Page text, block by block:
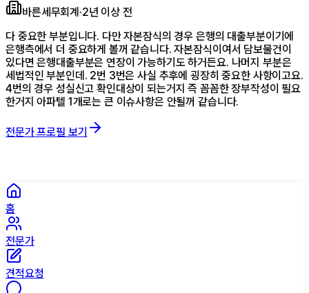
바른세무회계 ·2년 이상 전
다 중요한 부분입니다. 다만 자본잠식의 경우 은행의 대출부분이기에
은행측에서 더 중요하게 볼꺼 같습니다. 자본잠식이여서 담보물건이
있다면 은행대출부분은 연장이 가능하기도 하거든요. 나머지 부분은
세법적인 부분인데. 2번 3번은 사실 추후에 굉장히 중요한 사항이고요.
4번의 경우 성실신고 확인대상이 되는거지 즉 꼼꼼한 장부작성이 필요
한거지 아파텔 1개로는 큰 이슈사항은 안될꺼 같습니다.
전문가 프로필 보기
홈
전문가
견적요청